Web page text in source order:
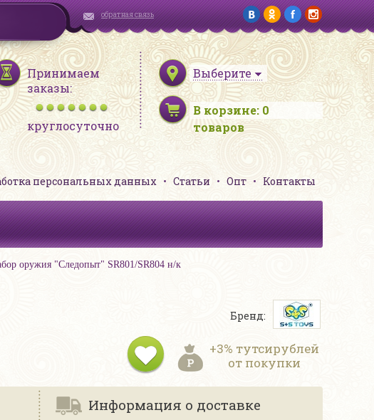
обратная связь
Принимаем
заказы:
круглосуточно
Выберите
В корзине: 0
товаров
персональных данных Статьи Опт Контакты
оружия "Следопыт" SR801/SR804 н/к
Бренд:
+3% тутсирублей
от покупки
Информация о доставке